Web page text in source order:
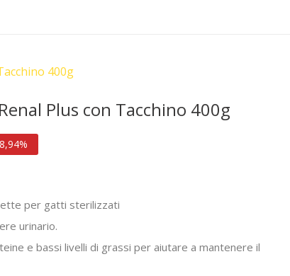
400g
Plus con Tacchino 400g
per gatti sterilizzati
urinario.
e bassi livelli di grassi per aiutare a mantenere il